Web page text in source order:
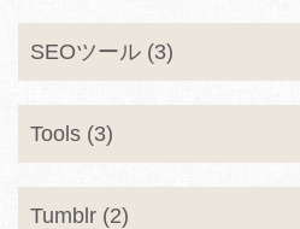
SEOツール (3)
Tools (3)
Tumblr (2)